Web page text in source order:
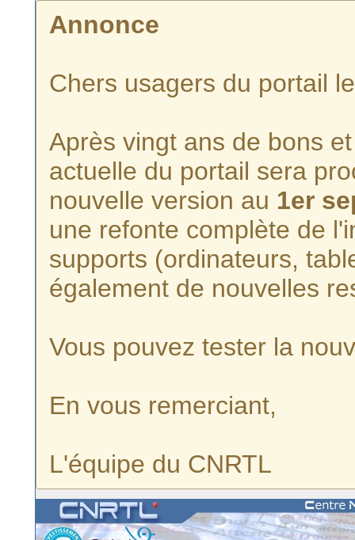
Annonce
Chers usagers du portail
Après vingt ans de bons
actuelle du portail sera
nouvelle version au 1er
une refonte complète de
supports (ordinateurs,
également de nouvelles
Vous pouvez tester la
En vous remerciant,
L'équipe du CNRTL